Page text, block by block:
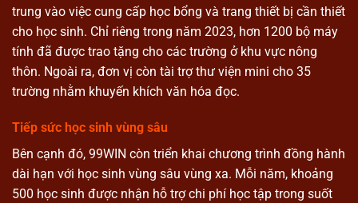
trung vào việc cung cấp học bổng và trang thiết bị cần thiết
cho học sinh. Chỉ riêng trong năm 2023, hơn 1200 bộ máy
tính đã được trao tặng cho các trường ở khu vực nông
thôn. Ngoài ra, đơn vị còn tài trợ thư viện mini cho 35
trường nhằm khuyến khích văn hóa đọc.
Tiếp sức học sinh vùng sâu
Bên cạnh đó, 99WIN còn triển khai chương trình đồng hành
dài hạn với học sinh vùng sâu vùng xa. Mỗi năm, khoảng
500 học sinh được nhận hỗ trợ chi phí học tập trong suốt